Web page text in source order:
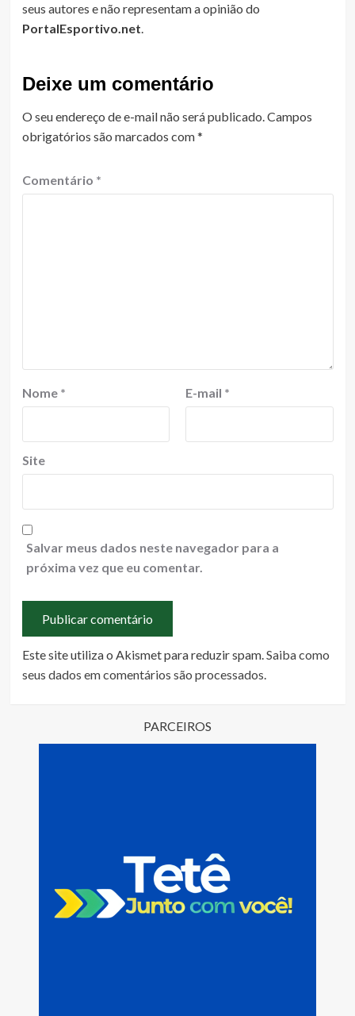
seus autores e não representam a opinião do
PortalEsportivo.net.
Deixe um comentário
O seu endereço de e-mail não será publicado.Campos
obrigatórios são marcados com*
Comentário *
Nome * E-mail *
Site
Salvar meus dados neste navegador para a
próxima vez que eu comentar.
Este site utiliza o Akismet para reduzir spam.Saiba como
seus dados em comentários são processados.
PARCEIROS